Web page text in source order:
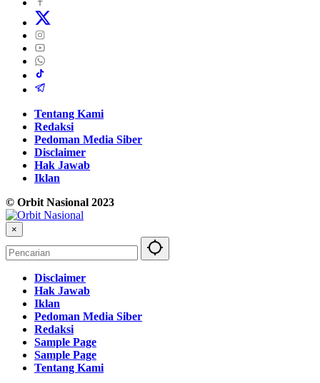
Tentang Kami
Redaksi
Pedoman Media Siber
Disclaimer
Hak Jawab
Iklan
© Orbit Nasional 2023
×
Disclaimer
Hak Jawab
Iklan
Pedoman Media Siber
Redaksi
Sample Page
Sample Page
Tentang Kami